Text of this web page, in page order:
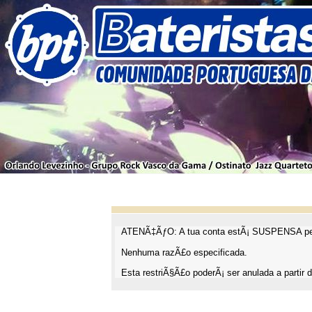
ATENÃ‡ÃƒO: A tua conta estÃ¡ SUSPENSA
Nenhuma razÃ£o especificada.
Esta restriÃ§Ã£o poderÃ¡ ser anulada a partir